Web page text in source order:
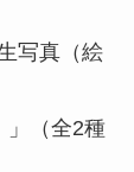
写真（絵
」（全2種